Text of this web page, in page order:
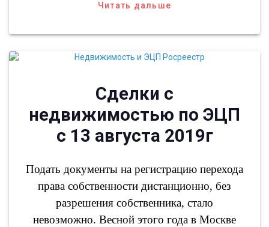
Читать дальше
Сделки с
недвижимостью по ЭЦП
с 13 августа 2019г
Подать документы на регистрацию перехода
права собственности дистанционно, без
разрешения собственника, стало
невозможно. Весной этого года в Москве